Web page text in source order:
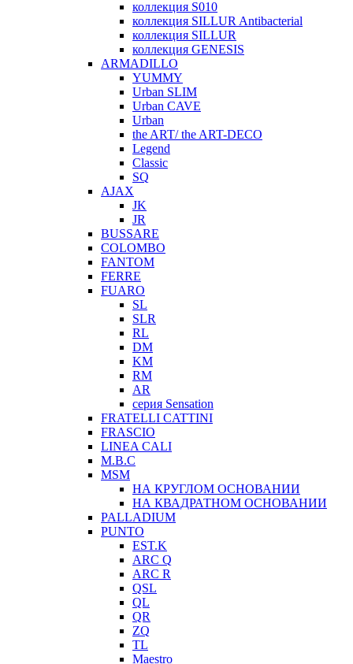
коллекция S010
коллекция SILLUR Antibacterial
коллекция SILLUR
коллекция GENESIS
ARMADILLO
YUMMY
Urban SLIM
Urban CAVE
Urban
the ART/ the ART-DECO
Legend
Classic
SQ
AJAX
JK
JR
BUSSARE
COLOMBO
FANTOM
FERRE
FUARO
SL
SLR
RL
DM
KM
RM
AR
серия Sensation
FRATELLI CATTINI
FRASCIO
LINEA CALI
M.B.C
MSM
НА КРУГЛОМ ОСНОВАНИИ
НА КВАДРАТНОМ ОСНОВАНИИ
PALLADIUM
PUNTO
EST.K
ARC Q
ARC R
QSL
QL
QR
ZQ
TL
Maestro